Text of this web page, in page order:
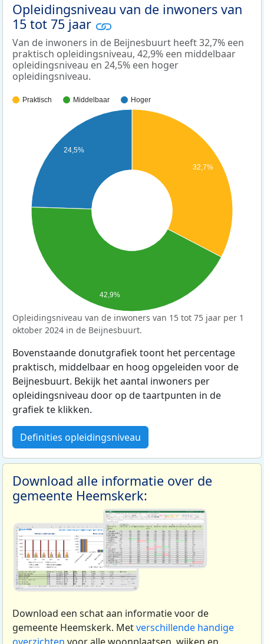
Opleidingsniveau van de inwoners van
15 tot 75 jaar
Van de inwoners in de Beijnesbuurt heeft 32,7% een
praktisch opleidingsniveau, 42,9% een middelbaar
opleidingsniveau en 24,5% een hoger
opleidingsniveau.
Praktisch Middelbaar Hoger
32,7%
24,5%
42,9%
Opleidingsniveau van de inwoners van 15 tot 75 jaar per 1
oktober 2024 in de Beijnesbuurt.
Bovenstaande donutgrafiek toont het percentage
praktisch, middelbaar en hoog opgeleiden voor de
Beijnesbuurt. Bekijk het aantal inwoners per
opleidingsniveau door op de taartpunten in de
grafiek te klikken.
Definities opleidingsniveau
Download alle informatie over de
gemeente Heemskerk:
Download een schat aan informatie voor de
gemeente Heemskerk. Metverschillende handige